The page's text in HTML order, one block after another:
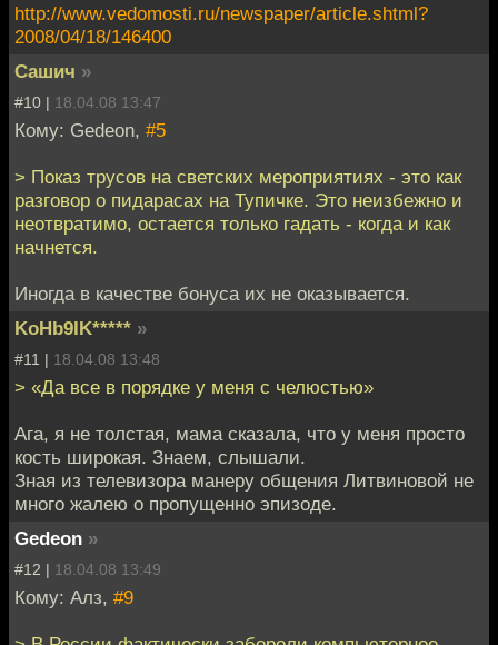
http://www.vedomosti.ru/newspaper/article.shtml?
2008/04/18/146400
Сашич »
#10 | 18.04.08 13:47
Кому: Gedeon, #5
> Показ трусов на светских мероприятиях - это как
разговор о пидарасах на Тупичке. Это неизбежно и
неотвратимо, остается только гадать - когда и как
начнется.
Иногда в качестве бонуса их не оказывается.
KoHb9IK***** »
#11 | 18.04.08 13:48
> «Да все в порядке у меня с челюстью»
Ага, я не толстая, мама сказала, что у меня просто
кость широкая. Знаем, слышали.
Зная из телевизора манеру общения Литвиновой не
много жалею о пропущенно эпизоде.
Gedeon »
#12 | 18.04.08 13:49
Кому: Алз, #9